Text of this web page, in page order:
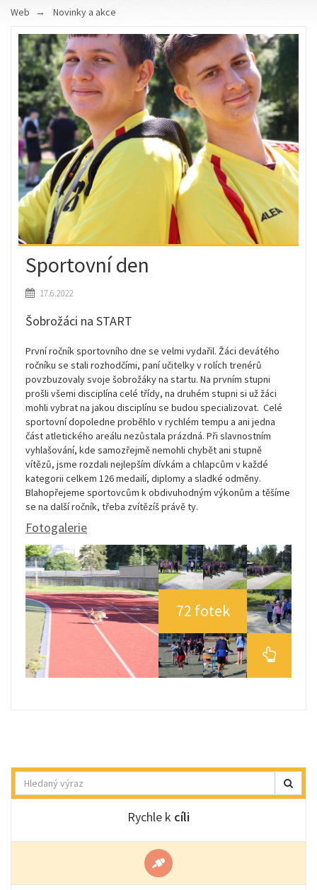
Web Novinky a akce
Sportovní den
17.6.2022
Šobrožáci na START
První ročník sportovního dne se velmi vydařil. Žáci devátého
ročníku se stali rozhodčími, paní učitelky v rolích trenérů
povzbuzovaly svoje šobrožáky na startu. Na prvním stupni
prošli všemi disciplína celé třídy, na druhém stupni si už žáci
mohli vybrat na jakou disciplínu se budou specializovat. Celé
sportovní dopoledne proběhlo v rychlém tempu a ani jedna
část atletického areálu nezůstala prázdná. Při slavnostním
vyhlašování, kde samozřejmě nemohli chybět ani stupně
vítězů, jsme rozdali nejlepším dívkám a chlapcům v každé
kategorii celkem 126 medailí, diplomy a sladké odměny.
Blahopřejeme sportovcům k obdivuhodným výkonům a těšíme
se na další ročník, třeba zvítězíš právě ty.
Fotogalerie
72 fotek
Hledat
Rychle k cíli